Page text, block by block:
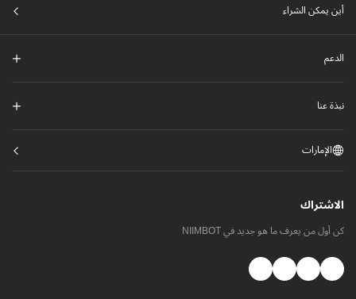
أين يمكن الشراء
الدعم
نبذة عنا
الإمارات
الاشتراك
كن أول من يعرف ما هو جديد في NIIMBOT